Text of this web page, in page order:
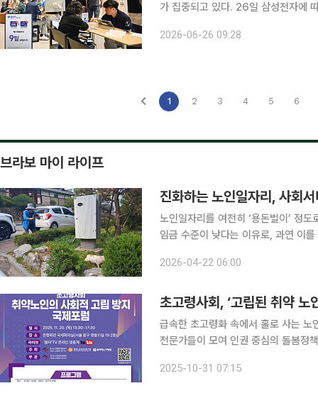
가 집중되고 있다. 26일 삼성전자에 따르면 지난 8일부터 감사 페스티벌 시작 이후 전국 삼성스토
방문객 수가 최대 두 배 수준까지 증
2026-06-26 09:28
1 2 3 4 5 6
브라보 마이 라이프
진화하는 노인일자리, 사회
노인일자리를 여전히 ‘용돈벌이’ 정
임금 수준이 낮다는 이유로, 과연 이
결과에 따르면 노인일자리는 고령층
2026-04-22 06:00
초고령사회, ‘고립된 취약 노
급속한 초고령화 속에서 홀로 사는 노
전문가들이 모여 인권 중심의 돌봄정
행사는 독거노인종합지원센터와 중
2025-10-31 07:15